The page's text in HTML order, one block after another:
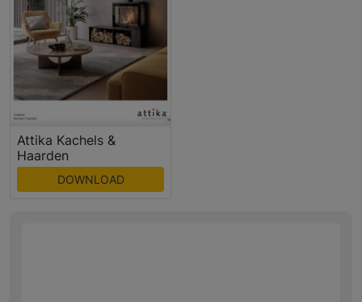
Attika Kachels &
Haarden
DOWNLOAD